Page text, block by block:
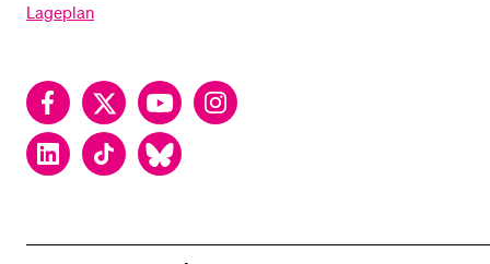
Lageplan
FacebookTwitter YouTubeInstagram
LinkedInTikTok Bluesky